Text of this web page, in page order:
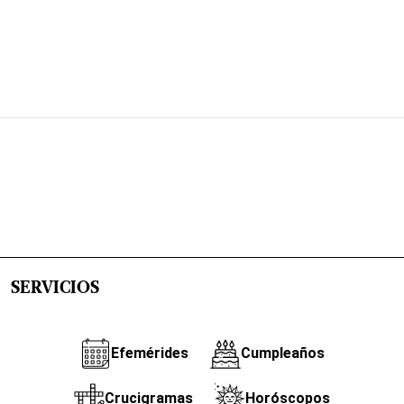
SERVICIOS
Efemérides Cumpleaños
Crucigramas Horóscopos